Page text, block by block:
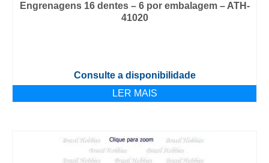
Engrenagens 16 dentes – 6 por embalagem – ATH-
41020
Consulte a disponibilidade
LER MAIS